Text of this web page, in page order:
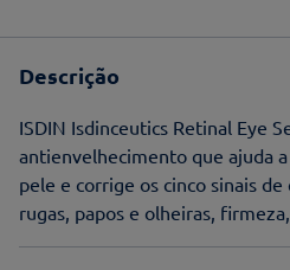
Descrição
ISDIN Isdinceutics Retinal Eye
antienvelhecimento que ajuda
pele e corrige os cinco sinais
rugas, papos e olheiras,